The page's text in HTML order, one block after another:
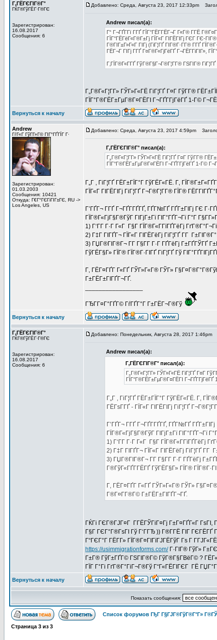
Г‚ГЁГЄГІГ®Г°
ГЌГ®ГўГЁГ·Г®ГЄ
Зарегистрирован:
16.08.2017
Сообщения: 6
Добавлено: Среда, Августа 23, 2017 12:33pm
Andrew писал(а):
Г“ Г¬ГҐГ­Гї Г­ГҐ ГЇГ°ГЁГ­ГЁГ¬Г Г«Г® Г­ГЁ
ГЇГ°ГЁГёГ«Г®Г±Гј ГЇГ«Г ГІГЁГІГј ГЄГ ГЄ-
Г®ГІГ±Г»Г«Г ГІГј (ГіГ¦ГҐ ГІГ®Г·Г­Г® Г­ГҐ
ГЁГ¬Г ГІГј Г­ГҐ Г¤Г®Г«ГјГёГҐ Г¬ГЁГ­ГіГІГ»,
Г‚ГЇГ®Г«Г­ГҐ ГўГ®Г§Г¬Г®Г¦Г­Г® ГЅГІГ®
Г„Г®Г«Г¦Г­Г» ГЎГ»Г«ГЁ ГіГ¦ГҐ Г¤Г ГўГ­Г®
ГЇГ°Г®ГЁГ±ГµГ®Г¤ГЁГІ Г¬ГҐГ­ГјГёГҐ 1-Г©
Вернуться к началу
Andrew
ГѓГ«Г ГўГ­Г»Г© ГІГ°ГҐГЇГ Г·
Зарегистрирован:
01.03.2003
Сообщения: 10421
Откуда: Г€Г°ГЄГіГІГ±ГЄ, RU ->
Los Angeles, US
Добавлено: Среда, Августа 23, 2017 4:59pm
Г‚ГЁГЄГІГ®Г° писал(а):
Г„Г®Г«Г¦Г­Г» ГЎГ»Г«ГЁ ГіГ¦ГҐ Г¤Г ГўГ­Г®
ГЇГ°Г®ГЁГ±ГµГ®Г¤ГЁГІ Г¬ГҐГ­ГјГёГҐ 1-Г©
Г„Г , ГіГ¦ГҐ ГЁГ±ГЇГ°Г ГўГЁГ«ГЁ. Г‚
ГЇГ«Г ГІГЁГІГј ГіГ¦ГҐ Г¬Г®Г¦Г­Г® ГЇГ®
Г’ГҐГ¬ Г­ГҐ Г¬ГҐГ­ГҐГҐ, ГҐГ№ГҐ ГҐГ±ГІГј ГЄ
ГЇГ®Г«ГјГ§Г®ГўГ ГІГјГ±Гї ГІГ°ГҐГ¬Гї Г°Г
1) Г‘Г­Г Г·Г Г«Г Г§Г ГЇГ®Г«Г­ГїГҐГёГј
2) Г‡Г ГІГҐГ¬ ГЇГ«Г ГІГЁГёГј ГіГ¦ГҐ Г­Г
3) ГЏГ®ГІГ®Г¬ Г­Г Г§Г­Г Г·Г ГҐГёГј Г±ГҐГЎГҐ
ГўГЁГ§Г» ГЇГ® ГЇГ®Г·ГІГҐ ГіГ¦ГҐ Гў
Г‚ ГЁГ¤ГҐГ Г«ГҐ ГЎГ»Г«Г® ГЎГ»
Г±ГЁГ±ГІГҐГ¬ГҐ.
ГЂГ­Г¤Г°ГҐГ© ГѓГҐГ°Г Г±ГЁГ¬Г®Гў
Вернуться к началу
Г‚ГЁГЄГІГ®Г°
ГЌГ®ГўГЁГ·Г®ГЄ
Зарегистрирован:
16.08.2017
Сообщения: 6
Добавлено: Понедельник, Августа 28, 2017 1:46pm
Andrew писал(а):
Г‚ГЁГЄГІГ®Г° писал(а):
Г„Г®Г«Г¦Г­Г» ГЎГ»Г«ГЁ ГіГ¦ГҐ Г¤Г
ГЇГ°Г®ГЁГ±ГµГ®Г¤ГЁГІ Г¬ГҐГ­ГјГёГҐ
Г„Г , ГіГ¦ГҐ ГЁГ±ГЇГ°Г ГўГЁГ«ГЁ. Г‚
ГЁГѕГ­ГҐ - ГЇГ«Г ГІГЁГІГј ГіГ¦ГҐ
Г’ГҐГ¬ Г­ГҐ Г¬ГҐГ­ГҐГҐ, ГҐГ№ГҐ
ГЇГ®Г«ГјГ§Г®ГўГ ГІГјГ±Гї ГІГ°ГҐГ¬Гї
1) Г‘Г­Г Г·Г Г«Г Г§Г ГЇГ®Г«Г­ГїГҐГёГј
2) Г‡Г ГІГҐГ¬ ГЇГ«Г ГІГЁГёГј ГіГ¦ГҐ
3) ГЏГ®ГІГ®Г¬ Г­Г Г§Г­Г Г·Г ГҐГёГј
Г®ГўГ«ГҐГ­ГЁГҐ ГўГЁГ§Г» ГЇГ®
Г‚ ГЁГ¤ГҐГ Г«ГҐ ГЎГ»Г«Г® ГЎГ»
Г®Г¤Г­Г®Г© Г±ГЁГ±ГІГҐГ¬ГҐ.
ГЌГі ГЄГ®ГЈГ¤Г Г­ГЁГЎГіГ¤Гј Г±Г¤ГҐГ«Г
Г§Г ГЄГ°Г®ГѕГІ Гў Г‘ГГЂ )) Г®Г­ГЁ ГІГ ГЄГЁГҐ
Г“ГЄГ°Г ГЁГ­Г» ГЇГ®Г¤ГІГїГЈГЁГўГ Гѕ Г
https://usimmigrationforms.com/Г·ГІГ® ГўГ»
Г±Г® ГўГ±ГҐГ© ГЅГІГ®Г© ГўГ®Г§Г­ВёГ© ?
ГЇГ Г°Гі ГґГ®Г°ГіГ¬Г®Гў Г“Г«ГЁГІГЄГ ГЁ
Вернуться к началу
Показать сообщения:
Список форумов ГђГ Г§ГЈГ®ГўГ®Г°Г»
Страница 3 из 3